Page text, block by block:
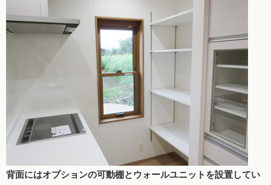
背面にはオプションの可動棚とウォールユニットを設置してい